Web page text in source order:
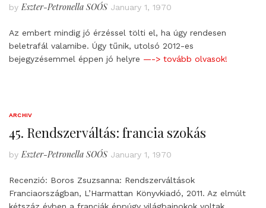
by Eszter-Petronella SOÓS January 1, 1970
Az embert mindig jó érzéssel tölti el, ha úgy rendesen
beletrafál valamibe. Úgy tűnik, utolsó 2012-es
bejegyzésemmel éppen jó helyre —-> tovább olvasok!
ARCHIV
45. Rendszerváltás: francia szokás
by Eszter-Petronella SOÓS January 1, 1970
Recenzió: Boros Zsuzsanna: Rendszerváltások
Franciaországban, L’Harmattan Könyvkiadó, 2011. Az elmúlt
kétszáz évben a franciák éppúgy világbajnokok voltak